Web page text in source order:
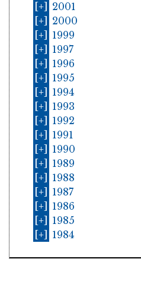
[+]
2001
[+]
2000
[+]
1999
[+]
1997
[+]
1996
[+]
1995
[+]
1994
[+]
1993
[+]
1992
[+]
1991
[+]
1990
[+]
1989
[+]
1988
[+]
1987
[+]
1986
[+]
1985
[+]
1984